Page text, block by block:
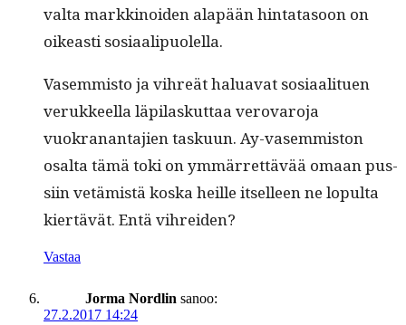
val­ta markki­noiden alapään hin­tata­soon on
oikeasti sosiaalipuolella.
Vasem­mis­to ja vihreät halu­a­vat sosi­aal­ituen
veruk­keel­la läpi­laskut­taa verovaro­ja
vuokranan­ta­jien tasku­un. Ay-vasem­mis­ton
osalta tämä toki on ymmär­ret­tävää omaan pus­
si­in vetämistä kos­ka heille itselleen ne lop­ul­ta
kiertävät. Entä vihreiden?
Vastaa
Jorma Nordlin sanoo:
27.2.2017 14:24